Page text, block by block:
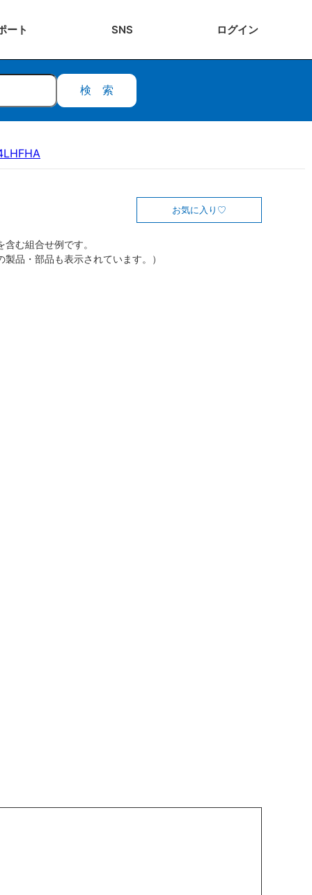
ート SNS ログイン
検索
お気に入り
む組合せ例です。
製品・部品も表示されています。）